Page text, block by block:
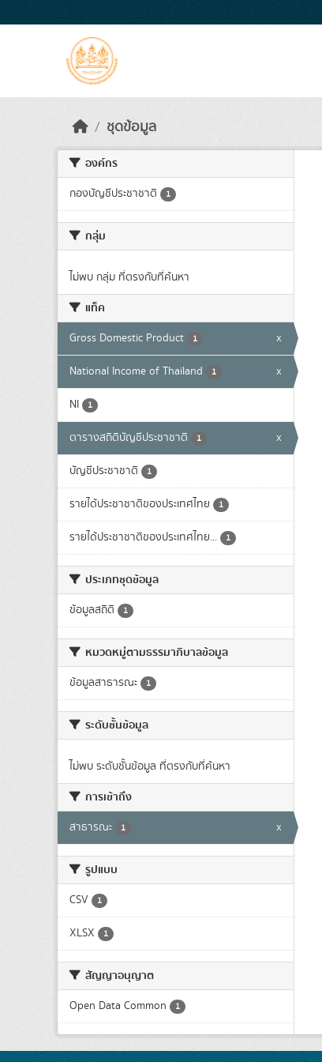
ชุดข้อมูล
องค์กร
กองบัญชีประชาชาติ 1
กลุ่ม
ไม่พบ กลุ่ม ที่ตรงกับที่ค้นหา
แท็ค
Gross Domestic Product 1 x
National Income of Thailand 1 x
NI 1
ตารางสถิติบัญชีประชาชาติ 1 x
บัญชีประชาชาติ 1
รายได้ประชาชาติของประเทศไทย 1
รายได้ประชาชาติของประเทศไทย... 1
ประเภทชุดข้อมูล
ข้อมูลสถิติ 1
หมวดหมู่ตามธรรมาภิบาลข้อมูล
ข้อมูลสาธารณะ 1
ระดับชั้นข้อมูล
ไม่พบ ระดับชั้นข้อมูล ที่ตรงกับที่ค้นหา
การเข้าถึง
สาธารณะ 1 x
รูปแบบ
CSV 1
XLSX 1
สัญญาอนุญาต
Open Data Common 1